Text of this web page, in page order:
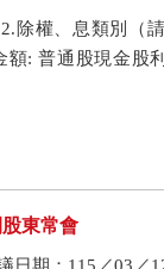
除權、息類別（
: 普通股現金股
東常會